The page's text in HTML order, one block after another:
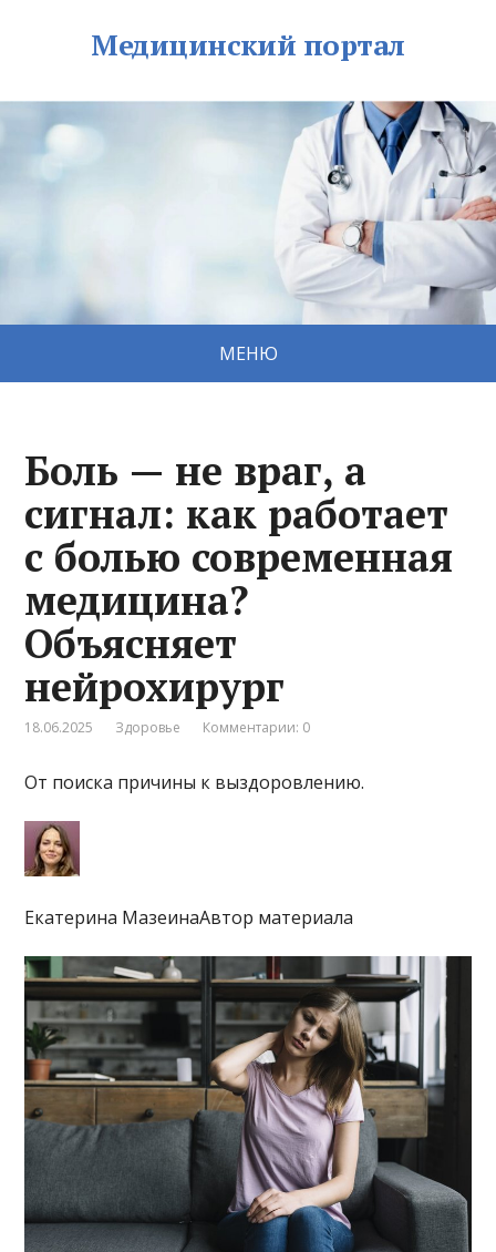
Медицинский портал
МЕНЮ
Боль — не враг, а
сигнал: как работает
с болью современная
медицина?
Объясняет
нейрохирург
18.06.2025 Здоровье Комментарии: 0
От поиска причины к выздоровлению.
Екатерина МазеинаАвтор материала